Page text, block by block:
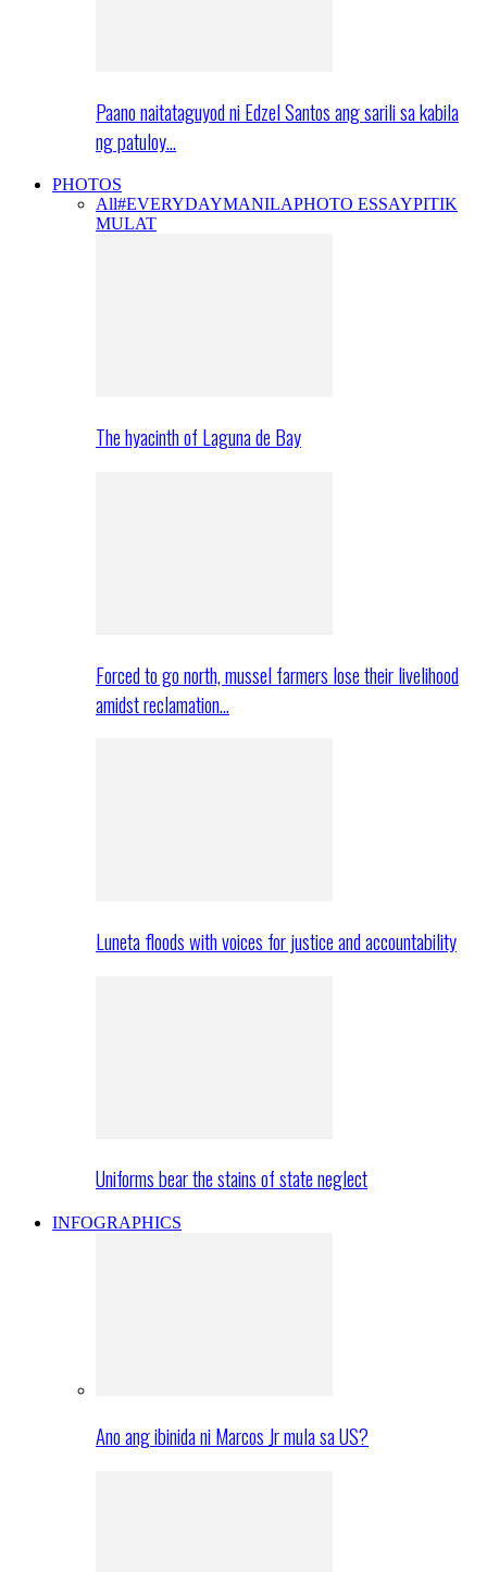
Paano naitataguyod ni Edzel Santos ang sarili sa kabila
ng patuloy…
PHOTOS
All#EVERYDAYMANILAPHOTO ESSAYPITIK
MULAT
The hyacinth of Laguna de Bay
Forced to go north, mussel farmers lose their livelihood
amidst reclamation…
Luneta floods with voices for justice and accountability
Uniforms bear the stains of state neglect
INFOGRAPHICS
Ano ang ibinida ni Marcos Jr mula sa US?